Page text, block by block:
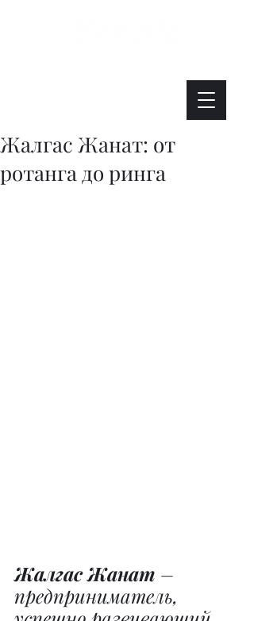
Жалгас Жанат: от
ротанга до ринга
Жалгас Жанат –
предприниматель,